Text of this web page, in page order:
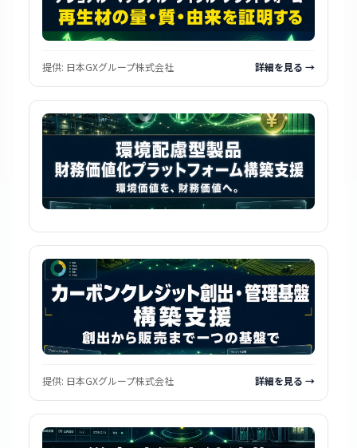
提供: 日本GXグループ株式会社 詳細を見る →
提供: 日本GXグループ株式会社 詳細を見る →